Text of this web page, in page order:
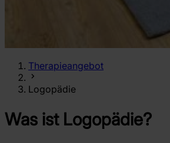
Therapieangebot
Logopädie
Was ist Logopädie?